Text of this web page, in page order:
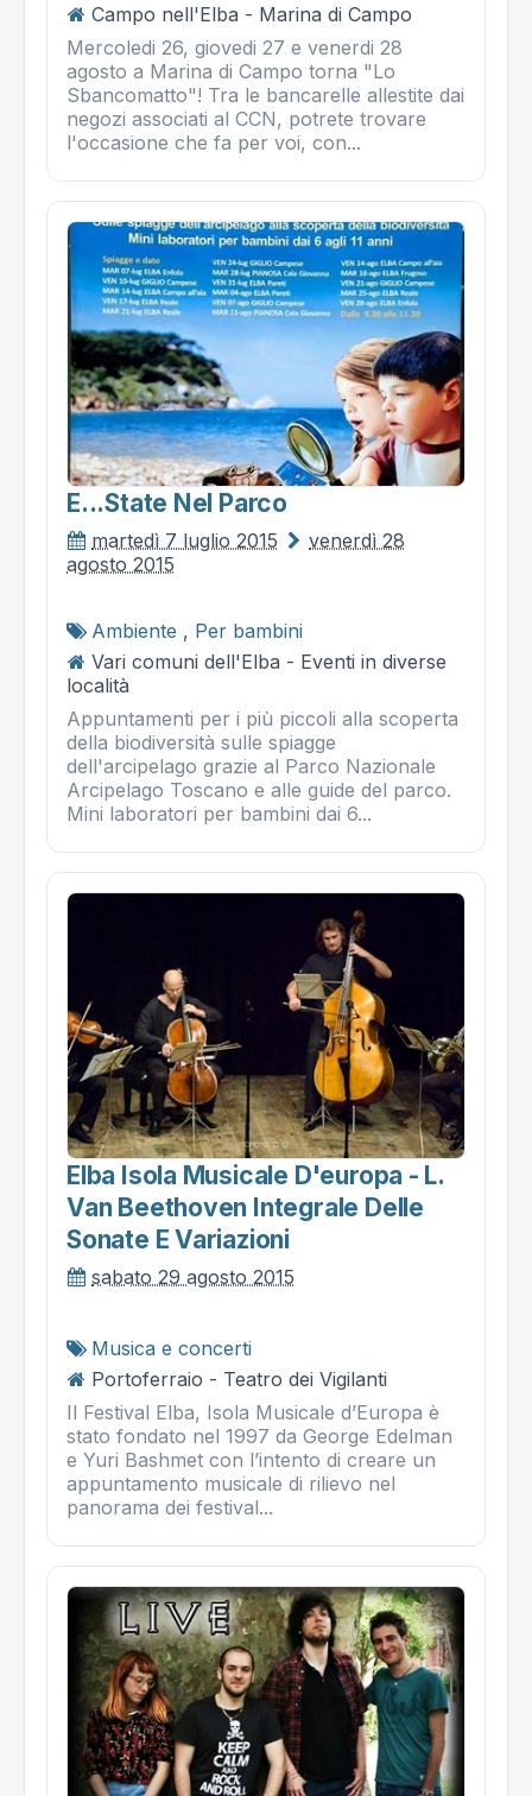
Campo nell'Elba - Marina di Campo
Mercoledi 26, giovedi 27 e venerdi 28
agosto a Marina di Campo torna "Lo
Sbancomatto"! Tra le bancarelle allestite dai
negozi associati al CCN, potrete trovare
l'occasione che fa per voi, con...
E...state Nel Parco
martedì 7 luglio 2015
venerdì 28
agosto 2015
Ambiente , Per bambini
Vari comuni dell'Elba - Eventi in diverse
località
Appuntamenti per i più piccoli alla scoperta
della biodiversità sulle spiagge
dell'arcipelago grazie al Parco Nazionale
Arcipelago Toscano e alle guide del parco.
Mini laboratori per bambini dai 6...
Elba Isola Musicale D'europa - L.
Van Beethoven Integrale Delle
Sonate E Variazioni
sabato 29 agosto 2015
Musica e concerti
Portoferraio - Teatro dei Vigilanti
Il Festival Elba, Isola Musicale d’Europa è
stato fondato nel 1997 da George Edelman
e Yuri Bashmet con l’intento di creare un
appuntamento musicale di rilievo nel
panorama dei festival...